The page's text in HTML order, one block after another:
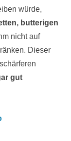
würde,
butterigen
nicht auf
Dieser
gut